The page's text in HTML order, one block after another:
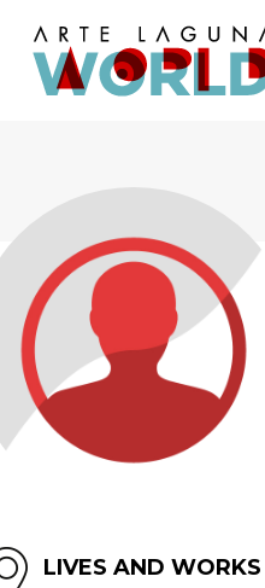
LIVES AND WORKS